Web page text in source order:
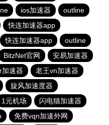
ios加速器
outline
快连加速器app
快连加速器app
outline
BitzNet官网
安易加速器
速器
老王vn加速器
旋风加速度器
1元机场
闪电猫加速器
免费vqn加速外网